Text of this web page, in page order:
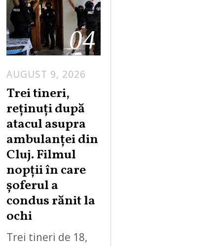
04
AUGUST 9, 2026
Trei tineri,
reținuți după
atacul asupra
ambulanței din
Cluj. Filmul
nopții în care
șoferul a
condus rănit la
ochi
Trei tineri de 18,